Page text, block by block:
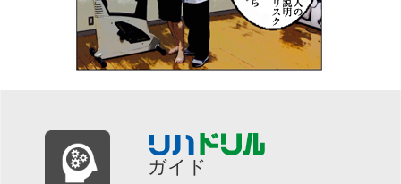
ガイド